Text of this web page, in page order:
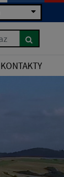
KONTAKTY